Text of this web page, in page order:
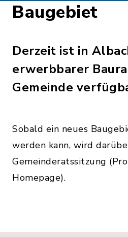
Baugebiet
Derzeit ist in
erwerbbarer
Gemeinde
Sobald ein neues
werden kann, wird
Gemeinderatssitzung
Homepage).